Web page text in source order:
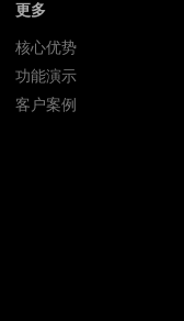
更多
核心优势
功能演示
客户案例